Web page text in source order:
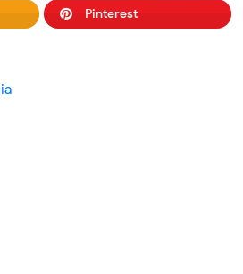
Pinterest